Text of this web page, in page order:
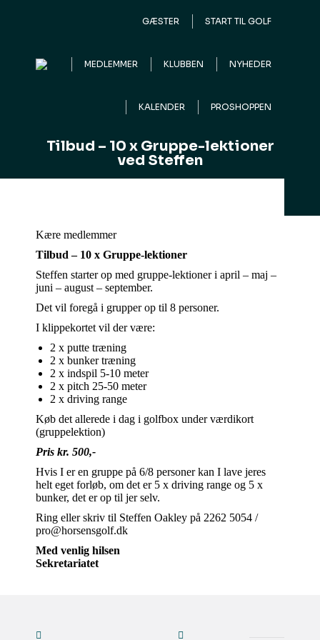
GÆSTER START TIL GOLF
MEDLEMMER KLUBBEN NYHEDER
KALENDER PROSHOPPEN
Tilbud – 10 x Gruppe-lektioner
ved Steffen
Kære medlemmer
Tilbud – 10 x Gruppe-lektioner
Steffen starter op med gruppe-lektioner i april – maj –
juni – august – september.
Det vil foregå i grupper op til 8 personer.
I klippekortet vil der være:
2 x putte træning
2 x bunker træning
2 x indspil 5-10 meter
2 x pitch 25-50 meter
2 x driving range
Køb det allerede i dag i golfbox under værdikort
(gruppelektion)
Pris kr. 500,-
Hvis I er en gruppe på 6/8 personer kan I lave jeres
helt eget forløb, om det er 5 x driving range og 5 x
bunker, det er op til jer selv.
Ring eller skriv til Steffen Oakley på 2262 5054 /
pro@horsensgolf.dk
Med venlig hilsen
Sekretariatet